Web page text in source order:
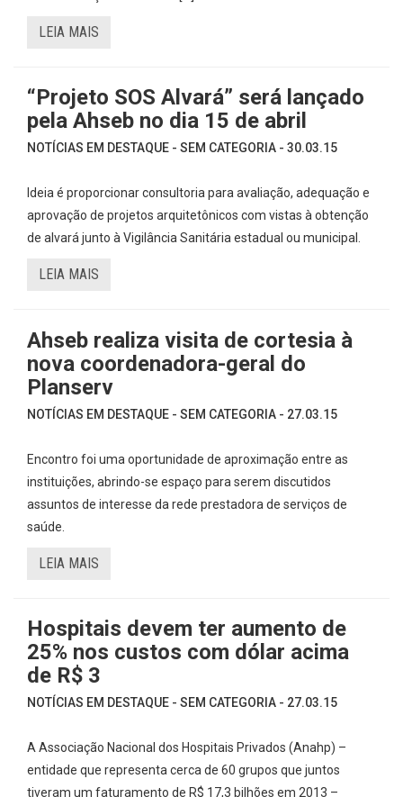
LEIA MAIS
“Projeto SOS Alvará” será lançado
pela Ahseb no dia 15 de abril
NOTÍCIAS EM DESTAQUE - SEM CATEGORIA - 30.03.15
Ideia é proporcionar consultoria para avaliação, adequação e
aprovação de projetos arquitetônicos com vistas à obtenção
de alvará junto à Vigilância Sanitária estadual ou municipal.
LEIA MAIS
Ahseb realiza visita de cortesia à
nova coordenadora-geral do
Planserv
NOTÍCIAS EM DESTAQUE - SEM CATEGORIA - 27.03.15
Encontro foi uma oportunidade de aproximação entre as
instituições, abrindo-se espaço para serem discutidos
assuntos de interesse da rede prestadora de serviços de
saúde.
LEIA MAIS
Hospitais devem ter aumento de
25% nos custos com dólar acima
de R$ 3
NOTÍCIAS EM DESTAQUE - SEM CATEGORIA - 27.03.15
A Associação Nacional dos Hospitais Privados (Anahp) –
entidade que representa cerca de 60 grupos que juntos
tiveram um faturamento de R$ 17,3 bilhões em 2013 –